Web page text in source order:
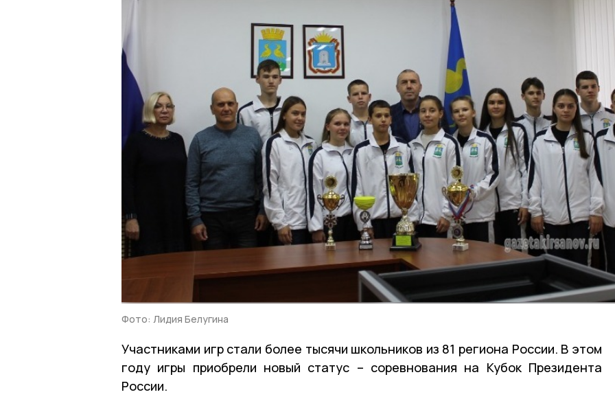
Фото: Лидия Белугина
Участниками игр стали более тысячи школьников из 81 региона России. В этом
году игры приобрели новый статус – соревнования на Кубок Президента
России.